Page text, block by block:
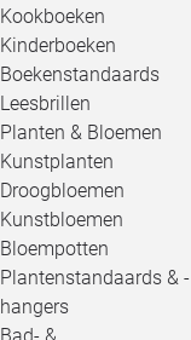
Kookboeken
Kinderboeken
Boekenstandaards
Leesbrillen
Planten & Bloemen
Kunstplanten
Droogbloemen
Kunstbloemen
Bloempotten
Plantenstandaards & -
hangers